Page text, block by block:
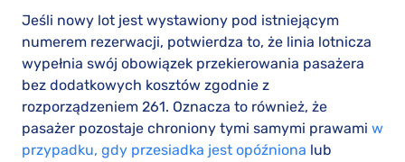
Jeśli nowy lot jest wystawiony pod istniejącym
numerem rezerwacji, potwierdza to, że linia lotnicza
wypełnia swój obowiązek przekierowania pasażera
bez dodatkowych kosztów zgodnie z
rozporządzeniem 261. Oznacza to również, że
pasażer pozostaje chroniony tymi samymi prawami w
przypadku, gdy przesiadka jest opóźniona lub